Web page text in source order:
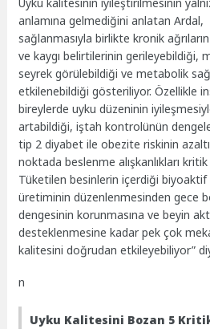
anlamına gelmediğini anlatan Ardal,
sağlanmasıyla birlikte kronik
ve kaygı belirtilerinin gerileyebildiği,
seyrek görülebildiği ve metabolik
etkilenebildiği gösteriliyor. Özellikle
bireylerde uyku düzeninin
artabildiği, iştah kontrolünün
tip 2 diyabet ile obezite riskinin
noktada beslenme alışkanlıkları
Tüketilen besinlerin içerdiği
üretiminin düzenlenmesinden gece
dengesinin korunmasına ve beyin
desteklenmesine kadar pek çok
kalitesini doğrudan etkileyebiliyor”
n
Uyku Kalitesini Bozan 5